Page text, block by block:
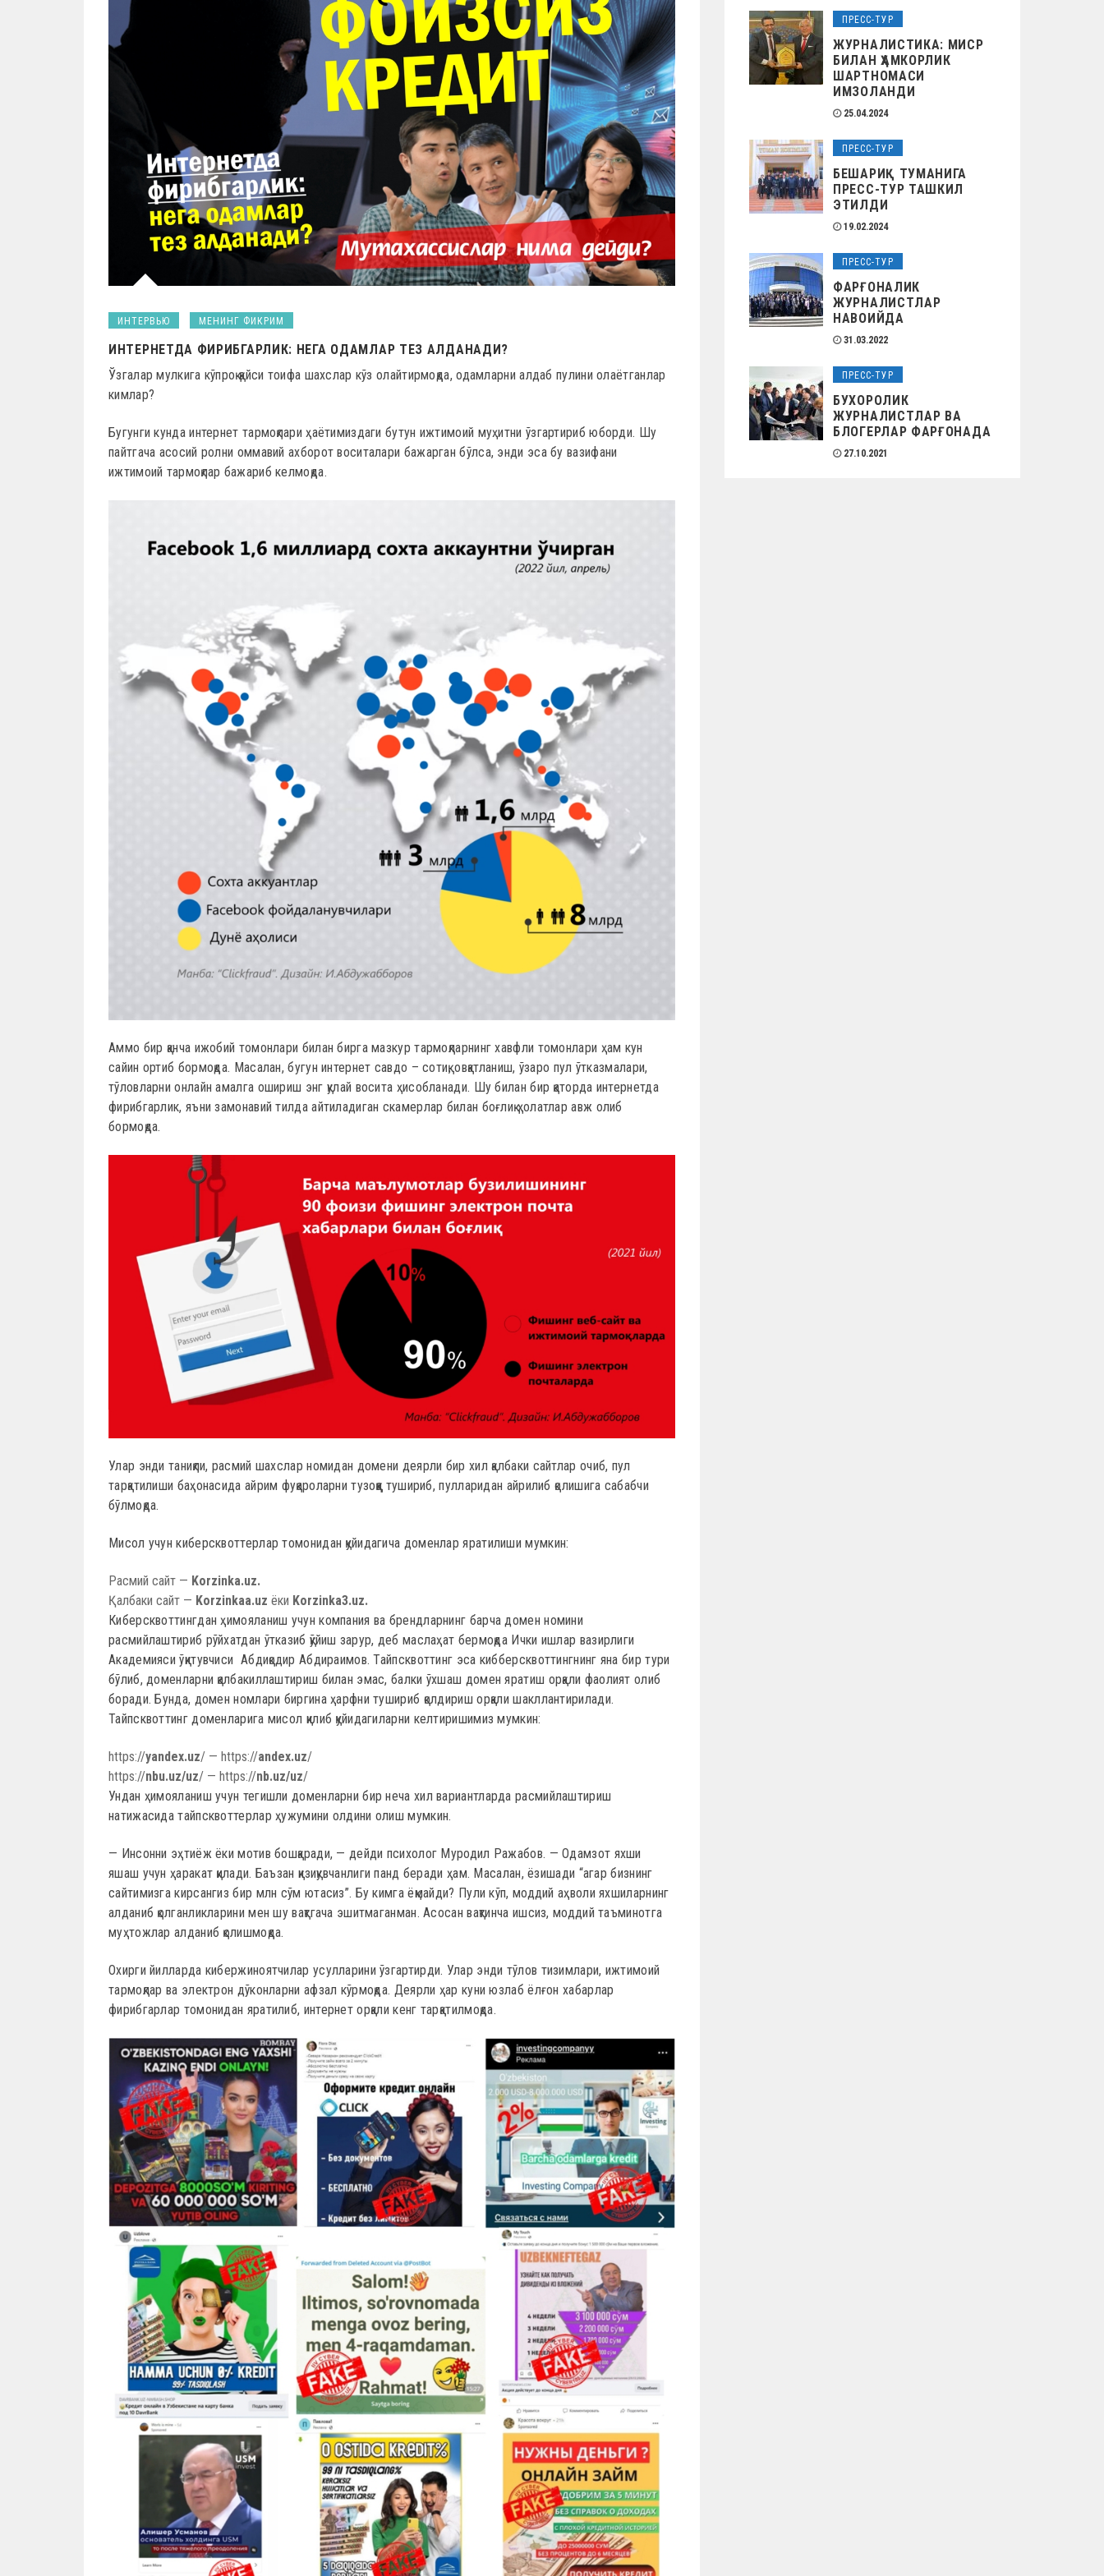
ИНТЕРВЬЮ МЕНИНГ ФИКРИМ
ИНТЕРНЕТДА ФИРИБГАРЛИК: НЕГА ОДАМЛАР ТЕЗ АЛДАНАДИ?
Ўзгалар мулкига кўпроқ қайси тоифа шахслар кўз олайтирмоқда, одамларни алдаб пулини олаётганлар
кимлар?
Бугунги кунда интернет тармоқлари ҳаётимиздаги бутун ижтимоий муҳитни ўзгартириб юборди. Шу
пайтгача асосий ролни оммавий ахборот воситалари бажарган бўлса, энди эса бу вазифани
ижтимоий тармоқлар бажариб келмоқда.
Аммо бир қанча ижобий томонлари билан бирга мазкур тармоқларнинг хавфли томонлари ҳам кун
сайин ортиб бормоқда. Масалан, бугун интернет савдо – сотиқ, овқатланиш, ўзаро пул ўтказмалари,
тўловларни онлайн амалга ошириш энг қулай восита ҳисобланади. Шу билан бир қаторда интернетда
фирибгарлик, яъни замонавий тилда айтиладиган скамерлар билан боғлиқ ҳолатлар авж олиб
бормоқда.
Улар энди таниқли, расмий шахслар номидан домени деярли бир хил қалбаки сайтлар очиб, пул
тарқатилиши баҳонасида айрим фуқароларни тузоққа тушириб, пулларидан айрилиб қолишига сабабчи
бўлмоқда.
Мисол учун киберсквоттерлар томонидан қуйидагича доменлар яратилиши мумкин:
Расмий сайт — Korzinka.uz.
Қалбаки сайт — Korzinkaa.uz ёки Korzinka3.uz.
Киберсквоттингдан ҳимояланиш учун компания ва брендларнинг барча домен номини
расмийлаштириб рўйхатдан ўтказиб қўйиш зарур, деб маслаҳат бермоқда Ички ишлар вазирлиги
Академияси ўқитувчиси Абдиқодир Абдираимов. Тайпсквоттинг эса кибберсквоттингнинг яна бир тури
бўлиб, доменларни қалбакиллаштириш билан эмас, балки ўхшаш домен яратиш орқали фаолият олиб
боради. Бунда, домен номлари биргина ҳарфни тушириб қолдириш орқали шакллантирилади.
Тайпсквоттинг доменларига мисол қилиб қуйидагиларни келтиришимиз мумкин:
https://yandex.uz/ — https://andex.uz/
https://nbu.uz/uz/ — https://nb.uz/uz/
Ундан ҳимояланиш учун тегишли доменларни бир неча хил вариантларда расмийлаштириш
натижасида тайпсквоттерлар ҳужумини олдини олиш мумкин.
— Инсонни эҳтиёж ёки мотив бошқаради, — дейди психолог Муродил Ражабов. — Одамзот яхши
яшаш учун ҳаракат қилади. Баъзан қизиқувчанлиги панд беради ҳам. Масалан, ёзишади “агар бизнинг
сайтимизга кирсангиз бир млн сўм ютасиз”. Бу кимга ёқмайди? Пули кўп, моддий аҳволи яхшиларнинг
алданиб қолганликларини мен шу вақтгача эшитмаганман. Асосан вақтинча ишсиз, моддий таъминотга
муҳтожлар алданиб қолишмоқда.
Охирги йилларда кибержиноятчилар усулларини ўзгартирди. Улар энди тўлов тизимлари, ижтимоий
тармоқлар ва электрон дўконларни афзал кўрмоқда. Деярли ҳар куни юзлаб ёлғон хабарлар
фирибгарлар томонидан яратилиб, интернет орқали кенг тарқатилмоқда.
ПРЕСС-ТУР
ЖУРНАЛИСТИКА: МИСР
БИЛАН ҲАМКОРЛИК
ШАРТНОМАСИ
ИМЗОЛАНДИ
25.04.2024
ПРЕСС-ТУР
БЕШАРИҚ ТУМАНИГА
ПРЕСС-ТУР ТАШКИЛ
ЭТИЛДИ
19.02.2024
ПРЕСС-ТУР
ФАРҒОНАЛИК
ЖУРНАЛИСТЛАР
НАВОИЙДА
31.03.2022
ПРЕСС-ТУР
БУХОРОЛИК
ЖУРНАЛИСТЛАР ВА
БЛОГЕРЛАР ФАРҒОНАДА
27.10.2021